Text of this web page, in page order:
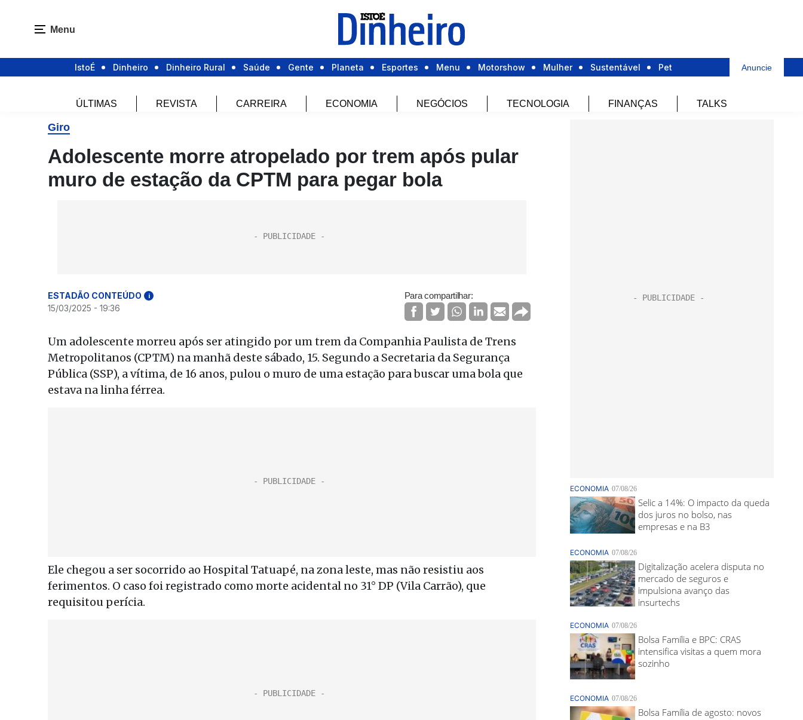
Menu
IstoÉ Dinheiro Dinheiro Rural Saúde Gente Planeta Esportes Menu Motorshow Mulher Sustentável Pet Anuncie
ÚLTIMAS REVISTA CARREIRA ECONOMIA NEGÓCIOS TECNOLOGIA FINANÇAS TALKS
Giro
Adolescente morre atropelado por trem após pular
muro de estação da CPTM para pegar bola
ESTADÃO CONTEÚDO i
15/03/2025 - 19:36
Para compartilhar:
Um adolescente morreu após ser atingido por um trem da Companhia Paulista de Trens
Metropolitanos (CPTM) na manhã deste sábado, 15. Segundo a Secretaria da Segurança
Pública (SSP), a vítima, de 16 anos, pulou o muro de uma estação para buscar uma bola que
estava na linha férrea.
Ele chegou a ser socorrido ao Hospital Tatuapé, na zona leste, mas não resistiu aos
ferimentos. O caso foi registrado como morte acidental no 31° DP (Vila Carrão), que
requisitou perícia.